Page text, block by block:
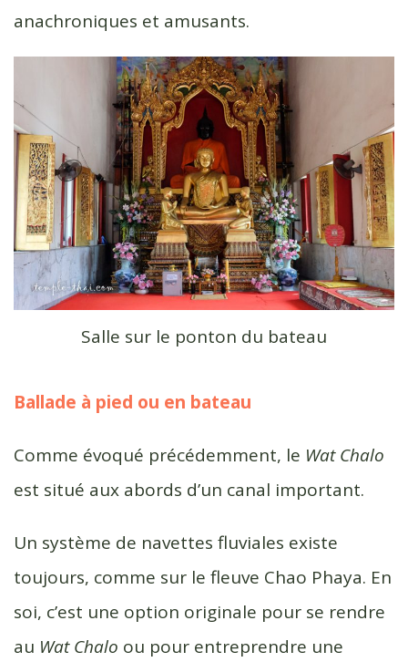
anachroniques et amusants.
Salle sur le ponton du bateau
Ballade à pied ou en bateau
Comme évoqué précédemment, le Wat Chalo
est situé aux abords d’un canal important.
Un système de navettes fluviales existe
toujours, comme sur le fleuve Chao Phaya. En
soi, c’est une option originale pour se rendre
au Wat Chalo ou pour entreprendre une